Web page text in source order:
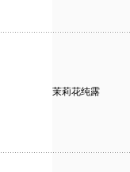
茉莉花纯露